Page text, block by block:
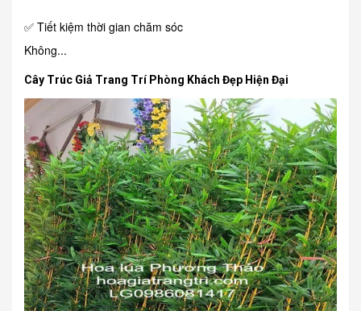
✅ Tiết kiệm thời gian chăm sóc
Không...
Cây Trúc Giả Trang Trí Phòng Khách Đẹp Hiện Đại